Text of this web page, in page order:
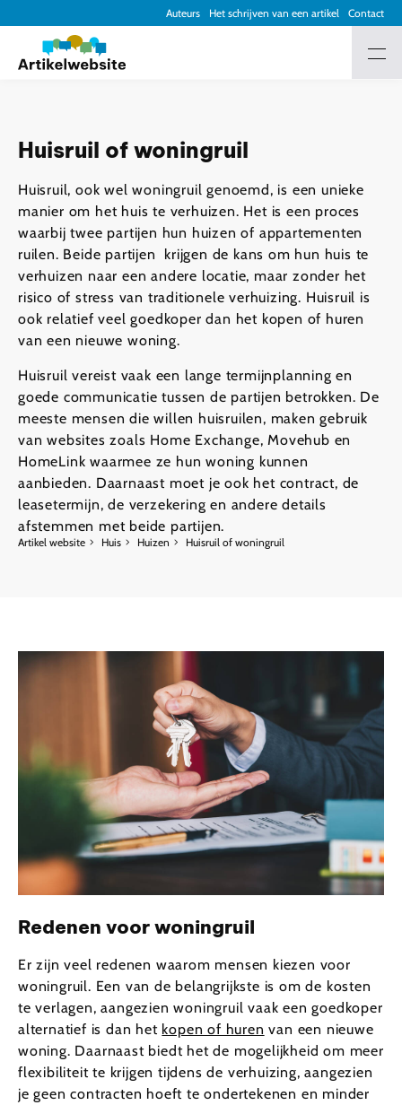
Auteurs Het schrijven van een artikel Contact
Huisruil of woningruil
Huisruil, ook wel woningruil genoemd, is een unieke
manier om het huis te verhuizen. Het is een proces
waarbij twee partijen hun huizen of appartementen
ruilen. Beide partijen krijgen de kans om hun huis te
verhuizen naar een andere locatie, maar zonder het
risico of stress van traditionele verhuizing. Huisruil is
ook relatief veel goedkoper dan het kopen of huren
van een nieuwe woning.
Huisruil vereist vaak een lange termijnplanning en
goede communicatie tussen de partijen betrokken. De
meeste mensen die willen huisruilen, maken gebruik
van websites zoals Home Exchange, Movehub en
HomeLink waarmee ze hun woning kunnen
aanbieden. Daarnaast moet je ook het contract, de
leasetermijn, de verzekering en andere details
afstemmen met beide partijen.
Artikel website Huis Huizen Huisruil of woningruil
Redenen voor woningruil
Er zijn veel redenen waarom mensen kiezen voor
woningruil. Een van de belangrijkste is om de kosten
te verlagen, aangezien woningruil vaak een goedkoper
alternatief is dan het kopen of huren van een nieuwe
woning. Daarnaast biedt het de mogelijkheid om meer
flexibiliteit te krijgen tijdens de verhuizing, aangezien
je geen contracten hoeft te ondertekenen en minder